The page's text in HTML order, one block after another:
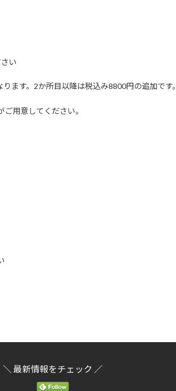
い
ます。2か所目以降は税込み8800円の追加です。
用意してください。
＼ 最新情報をチェック ／